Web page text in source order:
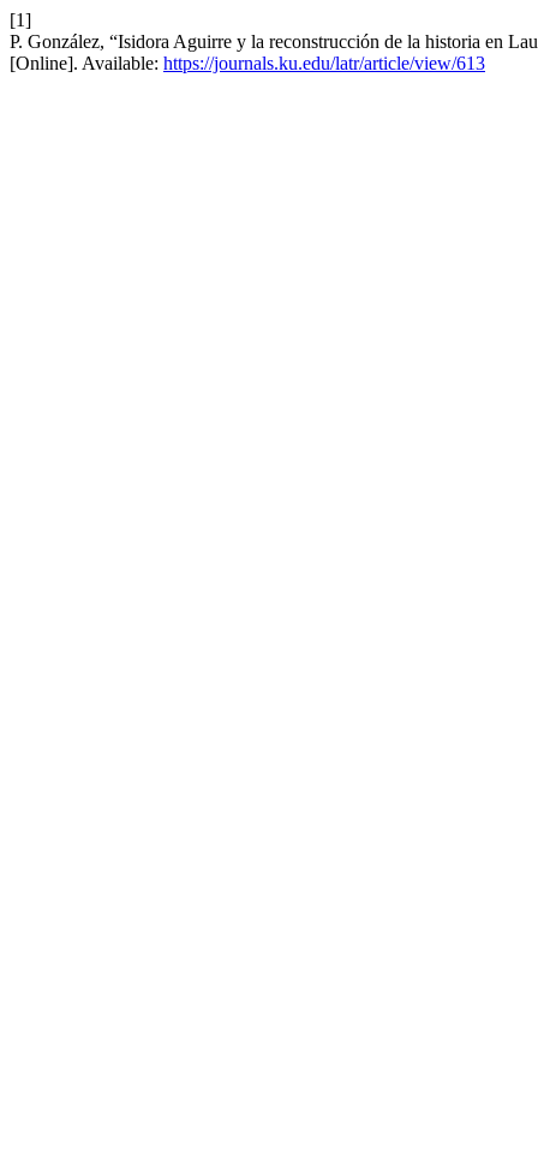
[1]
P. González, “Isidora Aguirre y la reconstrucción de la historia en
[Online]. Available: https://journals.ku.edu/latr/article/view/613